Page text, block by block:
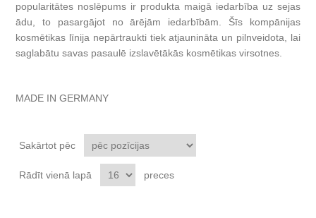
popularitātes noslēpums ir produkta maigā iedarbība uz sejas
ādu, to pasargājot no ārējām iedarbībām. Šīs kompānijas
kosmētikas līnija nepārtraukti tiek atjaunināta un pilnveidota, lai
saglabātu savas pasaulē izslavētākās kosmētikas virsotnes.
MADE IN GERMANY
Sakārtot pēc
Rādīt vienā lapā preces